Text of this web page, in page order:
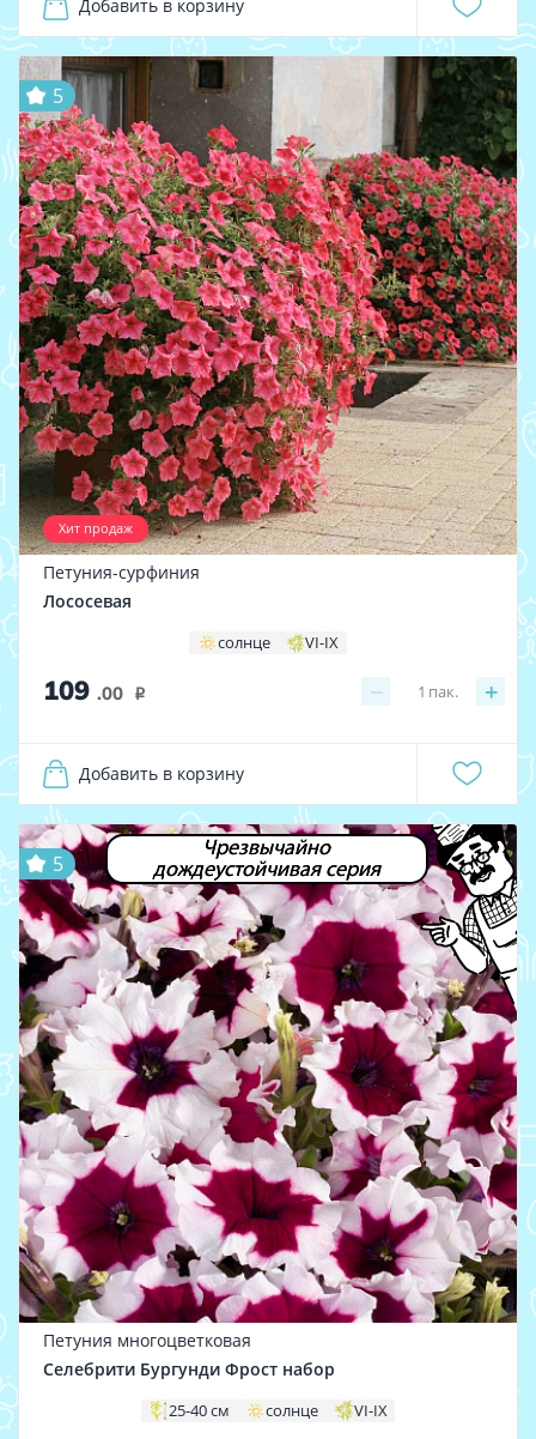
Добавить в корзину
Хит продаж
5
Петуния-сурфиния
Лососевая
солнце VI-IX
109 .00 i − +
1 пак.
Добавить в корзину
Чрезвычайно
дождеустойчивая серия
5
Петуния многоцветковая
Селебрити Бургунди Фрост набор
25-40 см солнце VI-IX